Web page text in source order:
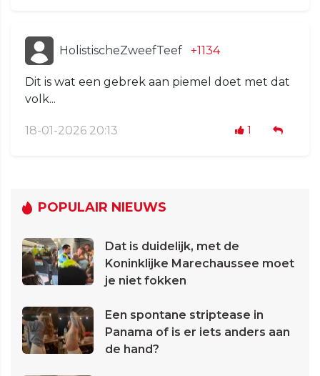
HolistischeZweefTeef +1134
Dit is wat een gebrek aan piemel doet met dat
volk...
18-01-2026 20:13 1
POPULAIR NIEUWS
Dat is duidelijk, met de
Koninklijke Marechaussee moet
je niet fokken
Een spontane striptease in
Panama of is er iets anders aan
de hand?